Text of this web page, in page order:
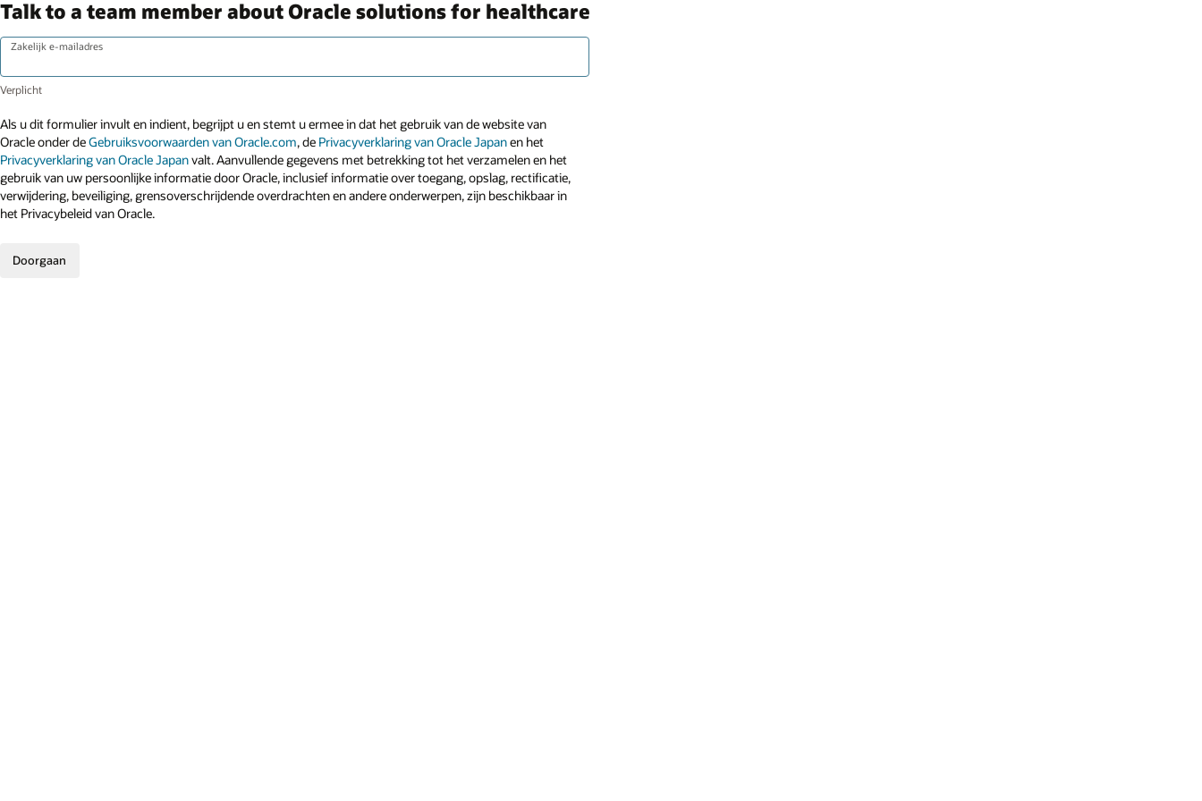
Talk to a team member about Oracle solutions for healthcare
Zakelijk e-mailadres
Als u dit formulier invult en indient, begrijpt u en stemt u ermee in dat het gebruik van de website van
Oracle onder deGebruiksvoorwaarden van Oracle.com, de Privacyverklaring van Oracle Japanen het
Privacyverklaring van Oracle Japanvalt. Aanvullende gegevens met betrekking tot het verzamelen en het
gebruik van uw persoonlijke informatie door Oracle, inclusief informatie over toegang, opslag, rectificatie,
verwijdering, beveiliging, grensoverschrijdende overdrachten en andere onderwerpen, zijn beschikbaar in
het Privacybeleid van Oracle.
Doorgaan